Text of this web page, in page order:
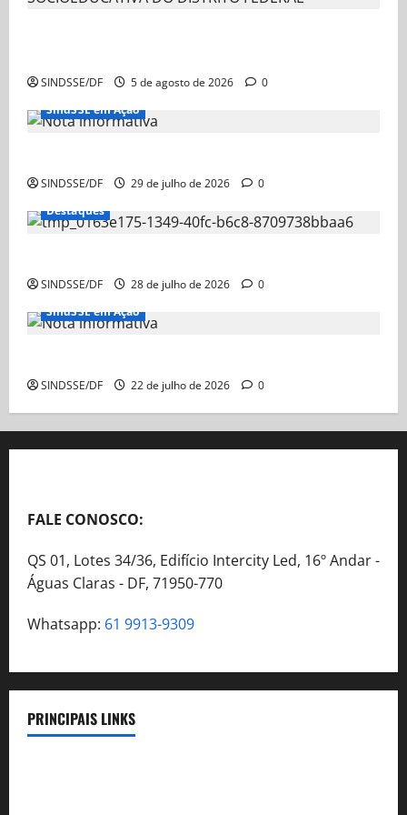
SINDSSE/DF 5 de agosto de 2026
0
SindSSE em Ação
SINDSSE/DF 29 de julho de 2026
0
Destaques
SINDSSE/DF 28 de julho de 2026
0
SindSSE em Ação
SINDSSE/DF 22 de julho de 2026 0
FALE CONOSCO:
QS 01, Lotes 34/36, Edifício Intercity Led, 16º Andar -
Águas Claras - DF, 71950-770
Whatsapp: 61 9913-9309
PRINCIPAIS LINKS